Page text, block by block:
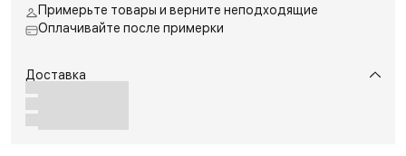
Примерьте товары и верните неподходящие
Оплачивайте после примерки
Доставка